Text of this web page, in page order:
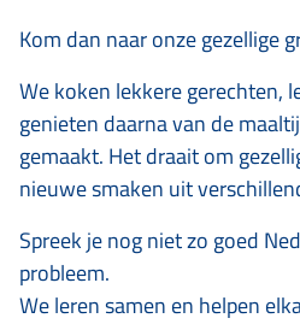
Kom dan naar onze gezellige
We koken lekkere gerechten,
genieten daarna van de
gemaakt. Het draait om
nieuwe smaken uit
Spreek je nog niet zo goed
probleem.
We leren samen en helpen